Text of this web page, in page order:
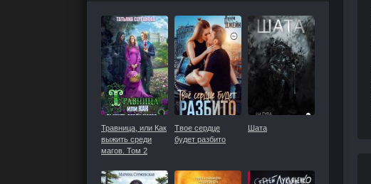
Травница, или Как
выжить среди
магов. Том 2
Твое сердце
будет разбито
Шата